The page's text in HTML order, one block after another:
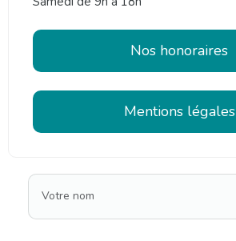
Nos honoraires
Mentions légales
Votre nom